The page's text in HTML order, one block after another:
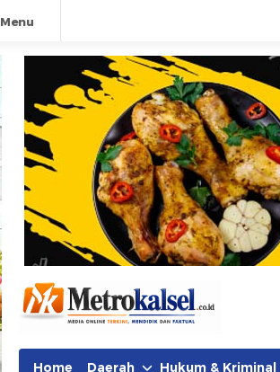
Menu
Home Daerah Hukum & Kriminal